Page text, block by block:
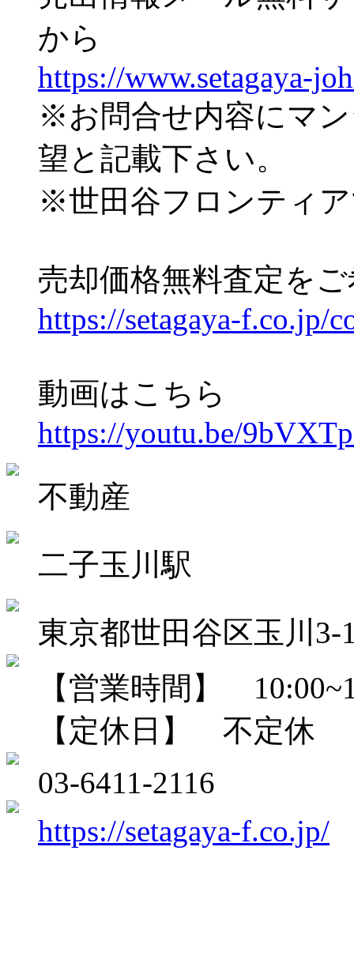
から
https://www.setagaya-
※お問合せ内容にマ
望と記載下さい。
※世田谷フロンティ
売却価格無料査定を
https://setagaya-f.co.jp/
動画はこちら
https://youtu.be/
不動産
二子玉川駅
東京都世田谷区玉川3-
【営業時間】
【定休日】 不定休
03-6411-2116
https://setagaya-f.co.jp/